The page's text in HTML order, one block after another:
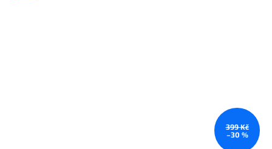
399 Kč
–30 %